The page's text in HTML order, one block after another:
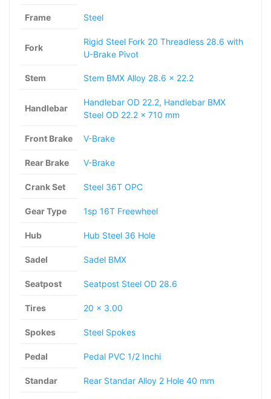
Frame Steel
Fork
Rigid Steel Fork 20 Threadless 28.6 with
U-Brake Pivot
Stem Stem BMX Alloy 28.6 x 22.2
Handlebar
Handlebar OD 22.2, Handlebar BMX
Steel OD 22.2 x 710 mm
Front Brake V-Brake
Rear Brake V-Brake
Crank Set Steel 36T OPC
Gear Type 1sp 16T Freewheel
Hub Hub Steel 36 Hole
Sadel Sadel BMX
Seatpost Seatpost Steel OD 28.6
Tires 20 x 3.00
Spokes Steel Spokes
Pedal Pedal PVC 1/2 Inchi
Standar Rear Standar Alloy 2 Hole 40 mm